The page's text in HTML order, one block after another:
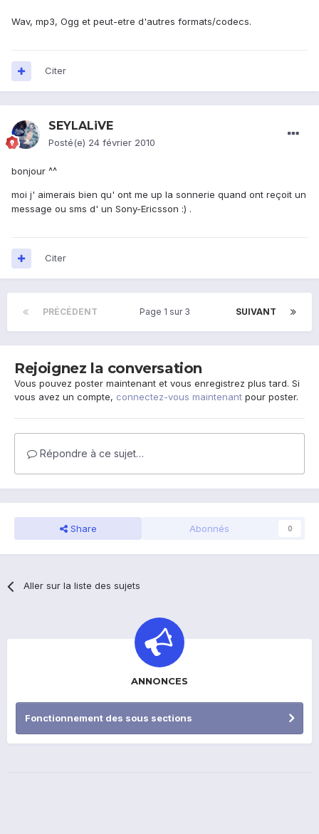
Wav, mp3, Ogg et peut-etre d'autres formats/codecs.
Citer
SEYLALiVE
Posté(e) 24 février 2010
bonjour ^^
moi j' aimerais bien qu' ont me up la sonnerie quand ont reçoit un
message ou sms d' un Sony-Ericsson :) .
Citer
PRÉCÉDENT SUIVANT
Page 1 sur 3
Rejoignez la conversation
Vous pouvez poster maintenant et vous enregistrez plus tard. Si
vous avez un compte, connectez-vous maintenant pour poster.
Répondre à ce sujet…
Share Abonnés 0
Aller sur la liste des sujets
ANNONCES
Fonctionnement des sous sections